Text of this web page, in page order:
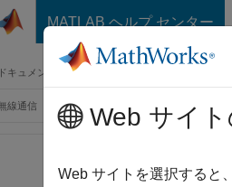
プ
MATLAB ヘルプ センター
ドキュメンテーションのホーム
線通信 Web サイ
Web サイトを選択すると